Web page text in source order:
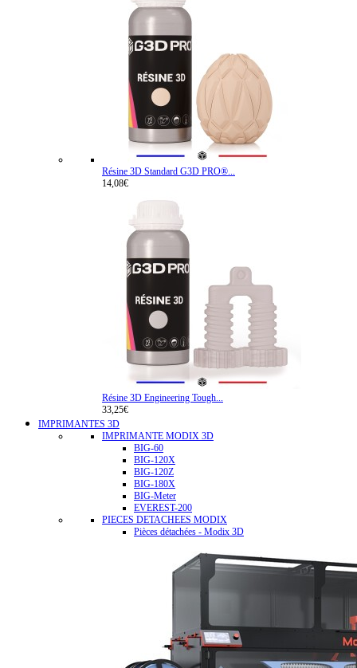
Résine 3D Standard G3D PRO®...
14,08€
Résine 3D Engineering Tough...
33,25€
IMPRIMANTES 3D
IMPRIMANTE MODIX 3D
BIG-60
BIG-120X
BIG-120Z
BIG-180X
BIG-Meter
EVEREST-200
PIECES DETACHEES MODIX
Pièces détachées - Modix 3D